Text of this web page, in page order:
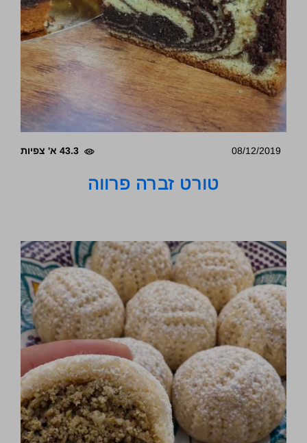
08/12/2019 43.3 א' צפיות
טורט זברה פרווה